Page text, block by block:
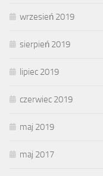
wrzesień 2019
sierpień 2019
lipiec 2019
czerwiec 2019
maj 2019
maj 2017